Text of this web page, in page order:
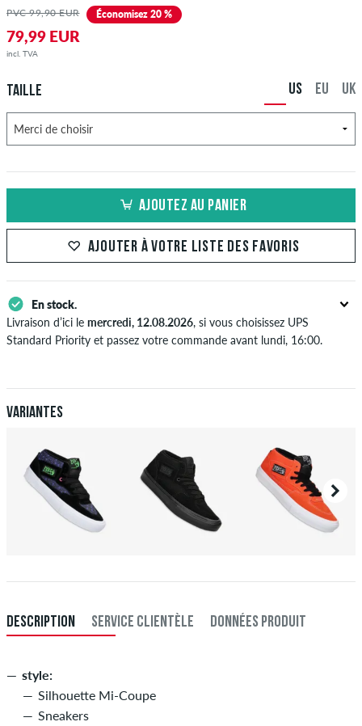
PVC 99,90 EUR Économisez 20 %
79,99 EUR
incl. TVA
TAILLE UK
EU
US
AJOUTEZ AU PANIER
AJOUTER À VOTRE LISTE DES FAVORIS
En stock.
Livraison d’ici le mercredi, 12.08.2026, si vous choisissez UPS
Standard Priority et passez votre commande avant lundi, 16:00.
Paiement.
Variantes
DESCRIPTION SERVICE CLIENTÈLE DONNÉES PRODUIT
style:
Silhouette Mi-Coupe
Sneakers